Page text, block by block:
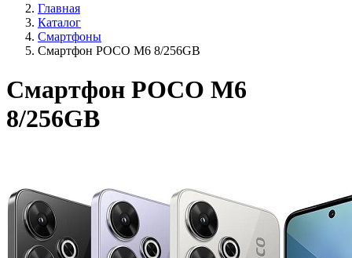
Главная
Каталог
Смартфоны
Смартфон POCO M6 8/256GB
Смартфон POCO M6
8/256GB